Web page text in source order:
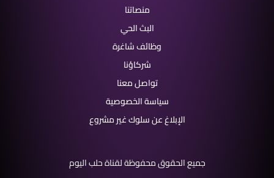
منصاتنا
البث الحي
وظائف شاغرة
شركاؤنا
تواصل معنا
سياسة الخصوصية
الإبلاغ عن سلوك غير مشروع
جميع الحقوق محفوظة لقناة حلب اليوم